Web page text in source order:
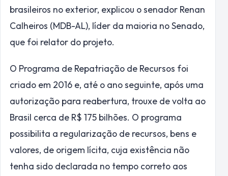
brasileiros no exterior, explicou o senador Renan
Calheiros (MDB-AL), líder da maioria no Senado,
que foi relator do projeto.
O Programa de Repatriação de Recursos foi
criado em 2016 e, até o ano seguinte, após uma
autorização para reabertura, trouxe de volta ao
Brasil cerca de R$ 175 bilhões. O programa
possibilita a regularização de recursos, bens e
valores, de origem lícita, cuja existência não
tenha sido declarada no tempo correto aos